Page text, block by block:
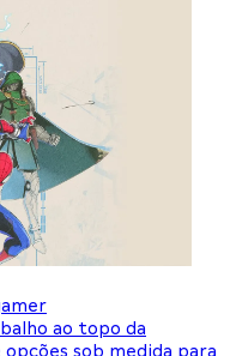
ao topo da
sob medida para